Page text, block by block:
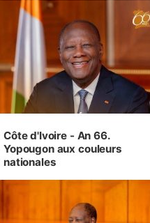
mêmes et pour les
générations futures »
Côte d'Ivoire - An 66.
Yopougon aux couleurs
nationales